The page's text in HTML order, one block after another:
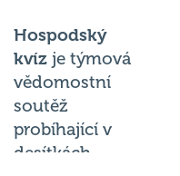
Hospodský
kvíz je týmová
vědomostní
soutěž
probíhající v
desítkách